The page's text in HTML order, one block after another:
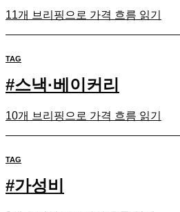
11개 브리핑으로 가격 흐름 읽기
TAG
#스낵·베이커리
10개 브리핑으로 가격 흐름 읽기
TAG
#가성비